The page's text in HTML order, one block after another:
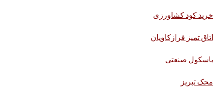
خرید کود کشاورزی
اتاق تمیز فرازکاویان
باسکول صنعتی
محک تبریز